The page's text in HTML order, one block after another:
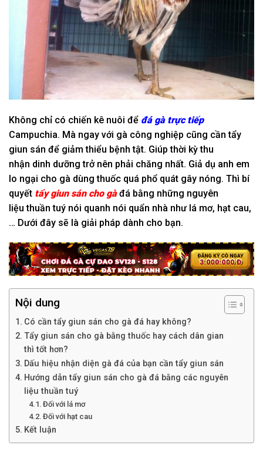
Không chỉ có chiến kê nuôi để đá gà trực tiếp
Campuchia. Mà ngay với gà công nghiệp cũng cần tẩy
giun sán để giảm thiểu bệnh tật. Giúpthời kỳ thu
nhận dinh dưỡngtrở nên phải chăng nhất. Giả dụ anh em
lo ngại cho gà dùng thuốc quá phổ quát gây nóng. Thì bí
quyết tẩy giun sán cho gàđá bằng những nguyên
liệu thuần tuý nói quanh nói quẩn nhà như lá mơ, hạt cau,
… Dưới đây sẽ là giải pháp dành cho bạn.
Nội dung
Có cần tẩy giun sán cho gà đá hay không?
Tẩy giun sán cho gà bằng thuốc hay cách dân gian
thì tốt hơn?
Dấu hiệu nhận diện gà đá của bạn cần tẩy giun sán
Hướng dẫn tẩy giun sán cho gà đá bằng các nguyên
liệu thuần tuý
Đối với lá mơ
Đối với hạt cau
Kết luận